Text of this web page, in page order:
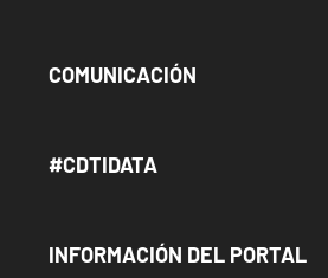
Menu Footer Comunicación
COMUNICACIÓN
Menú Footer #Cdtidata
#CDTIDATA
Menu Footer Información del Portal
INFORMACIÓN DEL PORTAL